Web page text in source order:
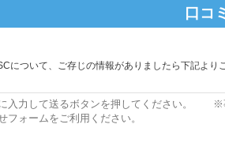
口コ
について、ご存じの情報がありましたら下記より